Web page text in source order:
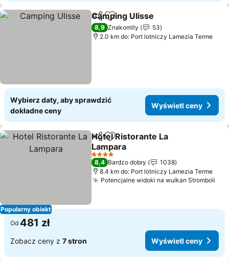
UdostępnijDodaj do ulubionych
Camping Ulisse
8,9 Znakomity
53
2.0 km do: Port lotniczy Lamezia Terme
Wybierz daty, aby sprawdzić
dokładne ceny
Wyświetl ceny
Popularny obiekt
Udostępnij
Dodaj do ulubionych
Hotel Ristorante La
Lampara
Wyświetl ceny
4 Kategoria
8,4 Bardzo dobry
1038
8.4 km do: Port lotniczy Lamezia Terme
Potencjalne widoki na wulkan Stromboli
Od 481 zł
Zobacz ceny z 7 stron Wyświetl ceny